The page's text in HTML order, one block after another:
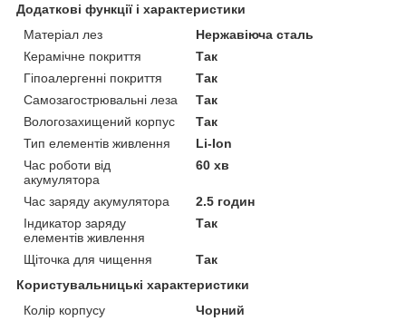
Додаткові функції і характеристики
Матеріал лез
Нержавіюча сталь
Керамічне покриття
Так
Гіпоалергенні покриття
Так
Самозагострювальні леза
Так
Вологозахищений корпус
Так
Тип елементів живлення
Li-Ion
Час роботи від
акумулятора
60 хв
Час заряду акумулятора
2.5 годин
Індикатор заряду
елементів живлення
Так
Щіточка для чищення
Так
Користувальницькі характеристики
Колір корпусу
Чорний